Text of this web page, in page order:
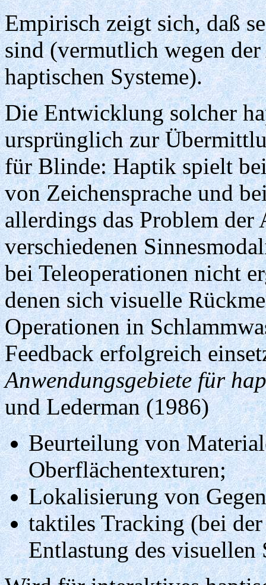
Empirisch zeigt sich, daß
sind (vermutlich wegen
haptischen Systeme).
Die Entwicklung solcher
ursprünglich zur
für Blinde: Haptik spielt
von Zeichensprache und
allerdings das Problem
verschiedenen
bei Teleoperationen nicht
denen sich visuelle
Operationen in
Feedback erfolgreich
Anwendungsgebiete für
und Lederman (1986)
Beurteilung von
Oberflächentexturen;
Lokalisierung von
taktiles Tracking (bei
Entlastung des visuellen